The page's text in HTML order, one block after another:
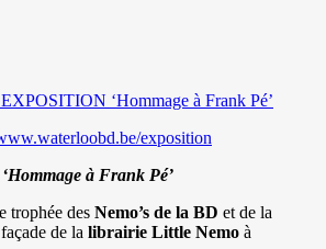
EXPOSITION ‘Hommage à Frank Pé’
exposition
‘Hommage à Frank Pé’
trophée des Nemo’s de la BD et de la
de la librairie Little Nemo à